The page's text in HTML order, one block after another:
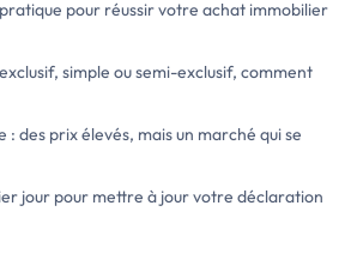
le
>>
pour réussir votre achat immobilier
simple ou semi-exclusif, comment
: des prix élevés, mais un marché qui se
jour pour mettre à jour votre déclaration